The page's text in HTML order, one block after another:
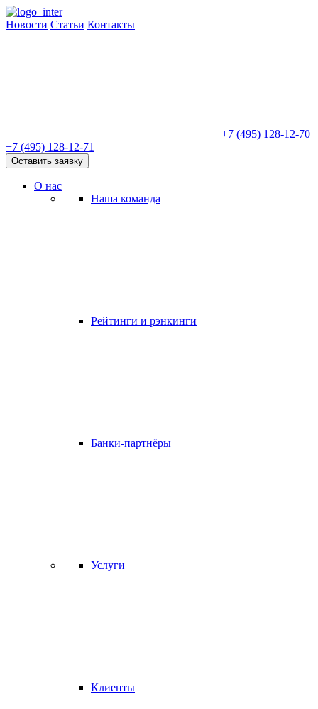
Новости Статьи Контакты
+7 (495) 128-12-70
+7 (495) 128-12-71
Оставить заявку
О нас
Наша команда
Рейтинги и рэнкинги
Банки-партнёры
Услуги
Клиенты